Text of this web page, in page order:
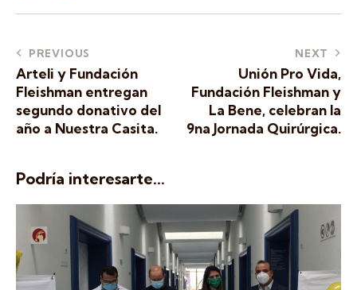
PREVIOUS
Arteli y Fundación
Fleishman entregan
segundo donativo del
año a Nuestra Casita.
NEXT
Unión Pro Vida,
Fundación Fleishman y
La Bene, celebran la
9na Jornada Quirúrgica.
Podría interesarte...